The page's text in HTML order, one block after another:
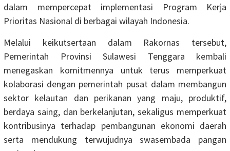
dalam mempercepat implementasi Program Kerja
Prioritas Nasional di berbagai wilayah Indonesia.
Melalui keikutsertaan dalam Rakornas tersebut,
Pemerintah Provinsi Sulawesi Tenggara kembali
menegaskan komitmennya untuk terus memperkuat
kolaborasi dengan pemerintah pusat dalam membangun
sektor kelautan dan perikanan yang maju, produktif,
berdaya saing, dan berkelanjutan, sekaligus memperkuat
kontribusinya terhadap pembangunan ekonomi daerah
serta mendukung terwujudnya swasembada pangan